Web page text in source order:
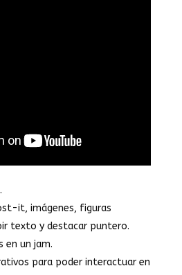
it, imágenes, figuras
texto y destacar puntero.
en un jam.
para poder interactuar en